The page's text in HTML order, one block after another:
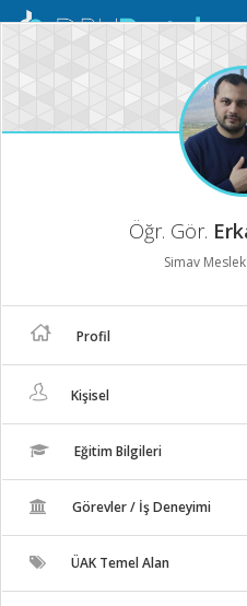
Öğr. Gör.
Simav
Profil
Kişisel
Eğitim Bilgileri
Görevler / İş Deneyimi
ÜAK Temel Alan